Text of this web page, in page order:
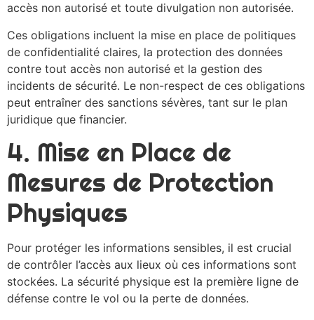
accès non autorisé et toute divulgation non autorisée.
Ces obligations incluent la mise en place de politiques
de confidentialité claires, la protection des données
contre tout accès non autorisé et la gestion des
incidents de sécurité. Le non-respect de ces obligations
peut entraîner des sanctions sévères, tant sur le plan
juridique que financier.
4. Mise en Place de
Mesures de Protection
Physiques
Pour protéger les informations sensibles, il est crucial
de contrôler l’accès aux lieux où ces informations sont
stockées. La sécurité physique est la première ligne de
défense contre le vol ou la perte de données.